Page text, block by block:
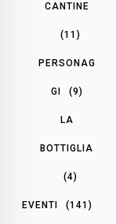
CANTINE
(11)
PERSONAG
GI (9)
LA
BOTTIGLIA
(4)
EVENTI (141)